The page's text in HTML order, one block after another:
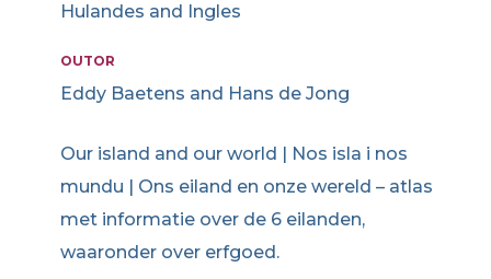
Hulandes and Ingles
OUTOR
Eddy Baetens and Hans de Jong
Our island and our world | Nos isla i nos
mundu | Ons eiland en onze wereld – atlas
met informatie over de 6 eilanden,
waaronder over erfgoed.